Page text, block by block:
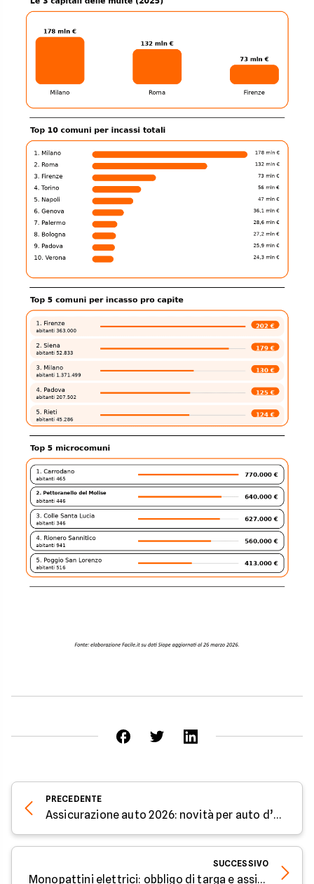
PRECEDENTE
Assicurazione auto 2026: novità per auto d’epoca e veicoli non utilizzati
SUCCESSIVO
Monopattini elettrici: obbligo di targa e assicurazione da maggio, cosa cambia